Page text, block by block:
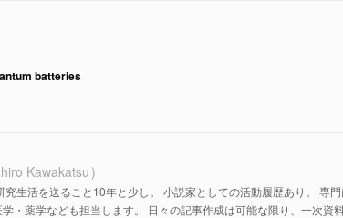
batteries
Kawakatsu
生活を送ること10年と少し。 小説家としての活動履歴あり。 専
・薬学なども担当します。 日々の記事作成は可能な限り、一次資